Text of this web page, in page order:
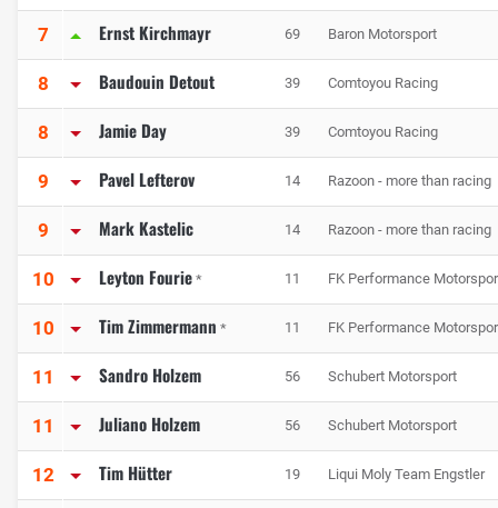
7 Ernst Kirchmayr 69 Baron Motorsport
8 Baudouin Detout 39 Comtoyou Racing
8 Jamie Day 39 Comtoyou Racing
9 Pavel Lefterov 14 Razoon - more than racing
9 Mark Kastelic 14 Razoon - more than racing
10 Leyton Fourie * 11 FK Performance
10 Tim Zimmermann * 11 FK Performance
11 Sandro Holzem 56 Schubert Motorsport
11 Juliano Holzem 56 Schubert Motorsport
12 Tim Hütter 19 Liqui Moly Team Engstler